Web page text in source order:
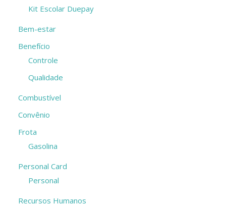
Kit Escolar Duepay
Bem-estar
Benefício
Controle
Qualidade
Combustível
Convênio
Frota
Gasolina
Personal Card
Personal
Recursos Humanos